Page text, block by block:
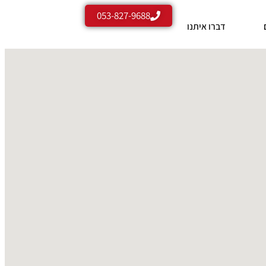
דברו איתנו
053-827-9688